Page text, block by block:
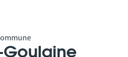
Goulaine